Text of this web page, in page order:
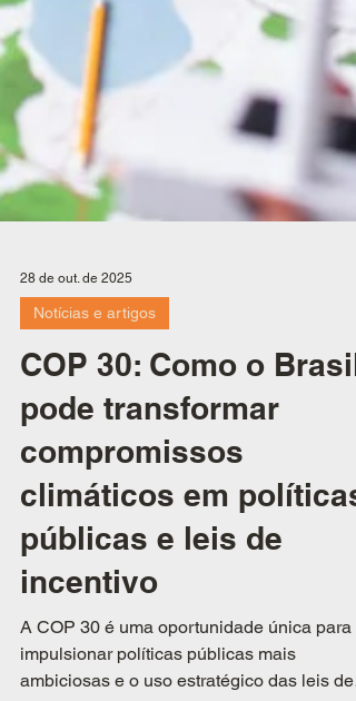
28 de out. de 2025
Notícias e artigos
COP 30: Como o Brasil
pode transformar
compromissos
climáticos em políticas
públicas e leis de
incentivo
A COP 30 é uma oportunidade única para